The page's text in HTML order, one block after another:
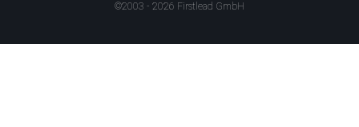
©2003 - 2026 Firstlead GmbH